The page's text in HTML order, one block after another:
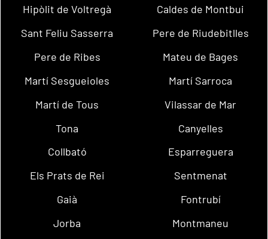
Hipòlit de Voltregà
Caldes de Montbui
Sant Feliu Sasserra
Pere de Riudebitlles
Pere de Ribes
Mateu de Bages
Martí Sesgueioles
Martí Sarroca
Martí de Tous
Vilassar de Mar
Tona
Canyelles
Collbató
Esparreguera
Els Prats de Rei
Sentmenat
Gaià
Fontrubí
Jorba
Montmaneu